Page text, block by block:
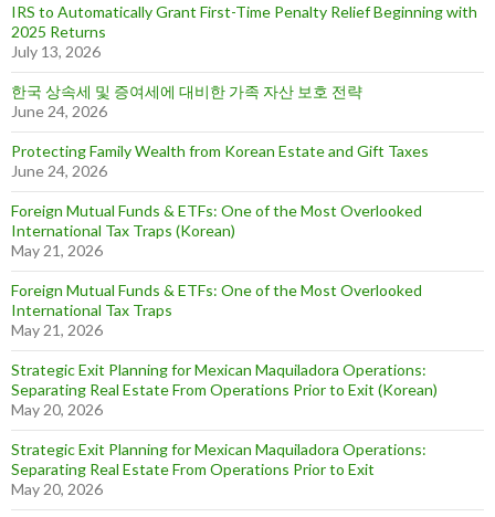
IRS to Automatically Grant First-Time Penalty Relief Beginning with
2025 Returns
July 13, 2026
한국 상속세 및 증여세에 대비한 가족 자산 보호 전략
June 24, 2026
Protecting Family Wealth from Korean Estate and Gift Taxes
June 24, 2026
Foreign Mutual Funds & ETFs: One of the Most Overlooked
International Tax Traps (Korean)
May 21, 2026
Foreign Mutual Funds & ETFs: One of the Most Overlooked
International Tax Traps
May 21, 2026
Strategic Exit Planning for Mexican Maquiladora Operations:
Separating Real Estate From Operations Prior to Exit (Korean)
May 20, 2026
Strategic Exit Planning for Mexican Maquiladora Operations:
Separating Real Estate From Operations Prior to Exit
May 20, 2026